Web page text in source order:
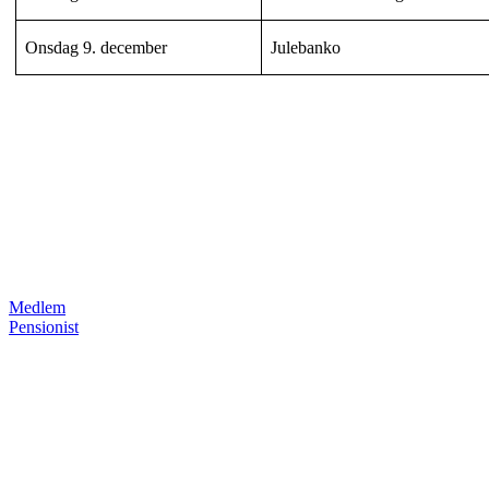
Onsdag 9. december Julebanko
Medlem
Pensionist